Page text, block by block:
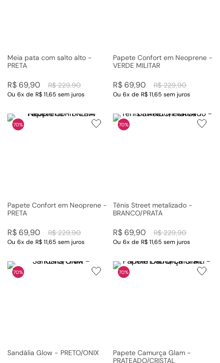
Meia pata com salto alto -
PRETA
R$ 229,90
R$ 69,90
Ou 6x de R$ 11,65 sem juros
Papete Confort em Neoprene -
VERDE MILITAR
R$ 229,90
R$ 69,90
Ou 6x de R$ 11,65 sem juros
70%
Papete Confort em Neoprene -
PRETA
R$ 229,90
R$ 69,90
Ou 6x de R$ 11,65 sem juros
70%
Tênis Street metalizado -
BRANCO/PRATA
R$ 229,90
R$ 69,90
Ou 6x de R$ 11,65 sem juros
70%
Sandália Glow - PRETO/ONIX
70%
Papete Camurça Glam -
PRATEADO/CRISTAL